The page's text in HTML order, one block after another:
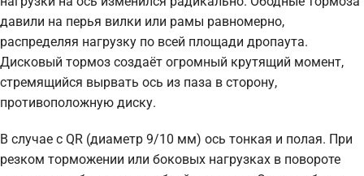
давили на перья вилки или рамы равномерно,
распределяя нагрузку по всей площади дропаута.
Дисковый тормоз создаёт огромный крутящий момент,
стремящийся вырвать ось из паза в сторону,
противоположную диску.
В случае с QR (диаметр 9/10 мм) ось тонкая и полая. При
резком торможении или боковых нагрузках в повороте